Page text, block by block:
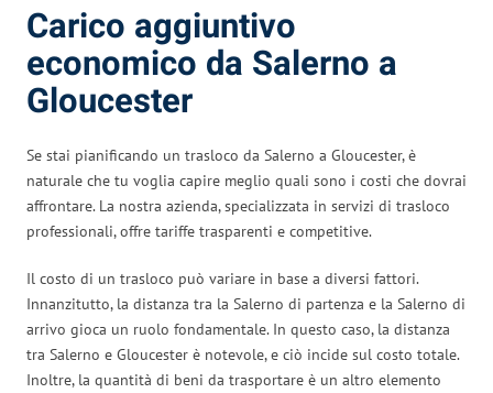
Carico aggiuntivo
economico da Salerno a
Gloucester
Se stai pianificando un trasloco da Salerno a Gloucester, è
naturale che tu voglia capire meglio quali sono i costi che dovrai
affrontare. La nostra azienda, specializzata in servizi di trasloco
professionali, offre tariffe trasparenti e competitive.
Il costo di un trasloco può variare in base a diversi fattori.
Innanzitutto, la distanza tra la Salerno di partenza e la Salerno di
arrivo gioca un ruolo fondamentale. In questo caso, la distanza
tra Salerno e Gloucester è notevole, e ciò incide sul costo totale.
Inoltre, la quantità di beni da trasportare è un altro elemento